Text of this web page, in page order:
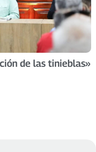
de las tinieblas»